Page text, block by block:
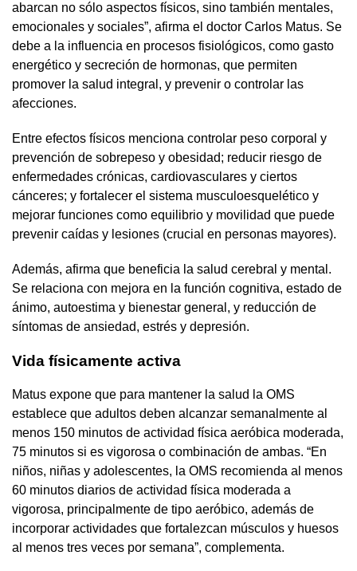
abarcan no sólo aspectos físicos, sino también mentales,
emocionales y sociales”, afirma el doctor Carlos Matus. Se
debe a la influencia en procesos fisiológicos, como gasto
energético y secreción de hormonas, que permiten
promover la salud integral, y prevenir o controlar las
afecciones.
Entre efectos físicos menciona controlar peso corporal y
prevención de sobrepeso y obesidad; reducir riesgo de
enfermedades crónicas, cardiovasculares y ciertos
cánceres; y fortalecer el sistema musculoesquelético y
mejorar funciones como equilibrio y movilidad que puede
prevenir caídas y lesiones (crucial en personas mayores).
Además, afirma que beneficia la salud cerebral y mental.
Se relaciona con mejora en la función cognitiva, estado de
ánimo, autoestima y bienestar general, y reducción de
síntomas de ansiedad, estrés y depresión.
Vida físicamente activa
Matus expone que para mantener la salud la OMS
establece que adultos deben alcanzar semanalmente al
menos 150 minutos de actividad física aeróbica moderada,
75 minutos si es vigorosa o combinación de ambas. “En
niños, niñas y adolescentes, la OMS recomienda al menos
60 minutos diarios de actividad física moderada a
vigorosa, principalmente de tipo aeróbico, además de
incorporar actividades que fortalezcan músculos y huesos
al menos tres veces por semana”, complementa.